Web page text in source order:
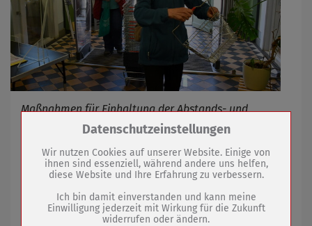
Maßnahmen für Einhaltung der Abstands- und
Hygieneregeln getroffen
27.04.2020 mehr
Robinie als Baum des Jahres gepflanzt
Zum Betrieb der Seite notwendige Cookies /
Name
PHP Session Cookie
Anbieter
Eigentümer dieser Website (Wenko-
Wenselaar GmbH & Co. KG)
Absicherung Kontaktformular / SPAM
Datenschutzeinstellungen
Wir nutzen Cookies auf unserer Website. Einige von
ihnen sind essenziell, während andere uns helfen,
diese Website und Ihre Erfahrung zu verbessern.
Ich bin damit einverstanden und kann meine
Einwilligung jederzeit mit Wirkung für die Zukunft
widerrufen oder ändern.